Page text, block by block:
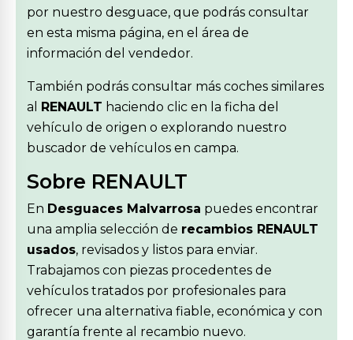
por nuestro desguace, que podrás consultar
en esta misma página, en el área de
información del vendedor.
También podrás consultar más coches similares
al RENAULT haciendo clic en la ficha del
vehículo de origen o explorando nuestro
buscador de vehículos en campa.
Sobre RENAULT
En Desguaces Malvarrosa puedes encontrar
una amplia selección de recambios RENAULT
usados, revisados y listos para enviar.
Trabajamos con piezas procedentes de
vehículos tratados por profesionales para
ofrecer una alternativa fiable, económica y con
garantía frente al recambio nuevo.